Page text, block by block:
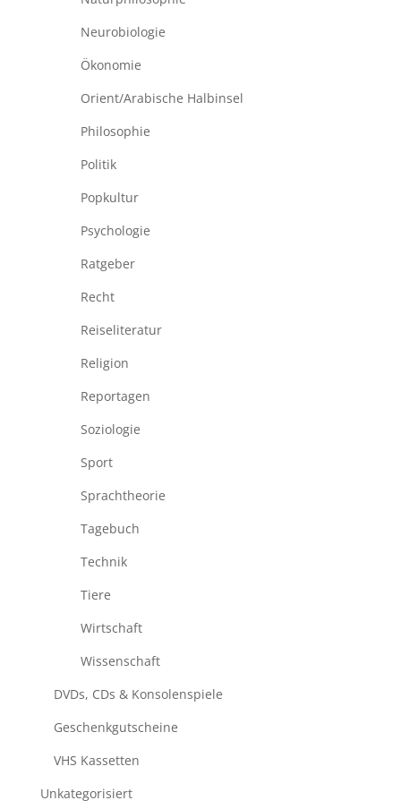
Neurobiologie
Ökonomie
Orient/Arabische Halbinsel
Philosophie
Politik
Popkultur
Psychologie
Ratgeber
Recht
Reiseliteratur
Religion
Reportagen
Soziologie
Sport
Sprachtheorie
Tagebuch
Technik
Tiere
Wirtschaft
Wissenschaft
DVDs, CDs & Konsolenspiele
Geschenkgutscheine
VHS Kassetten
Unkategorisiert